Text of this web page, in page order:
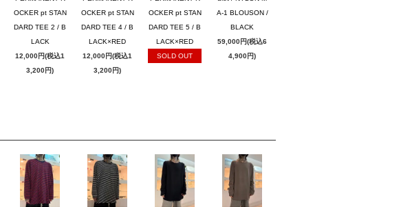
OCKER pt STAN
DARD TEE 2 / B
LACK
12,000円(税込1
3,200円)
OCKER pt STAN
DARD TEE 4 / B
LACK×RED
12,000円(税込1
3,200円)
OCKER pt STAN
DARD TEE 5 / B
LACK×RED
SOLD OUT
A-1 BLOUSON /
BLACK
59,000円(税込6
4,900円)